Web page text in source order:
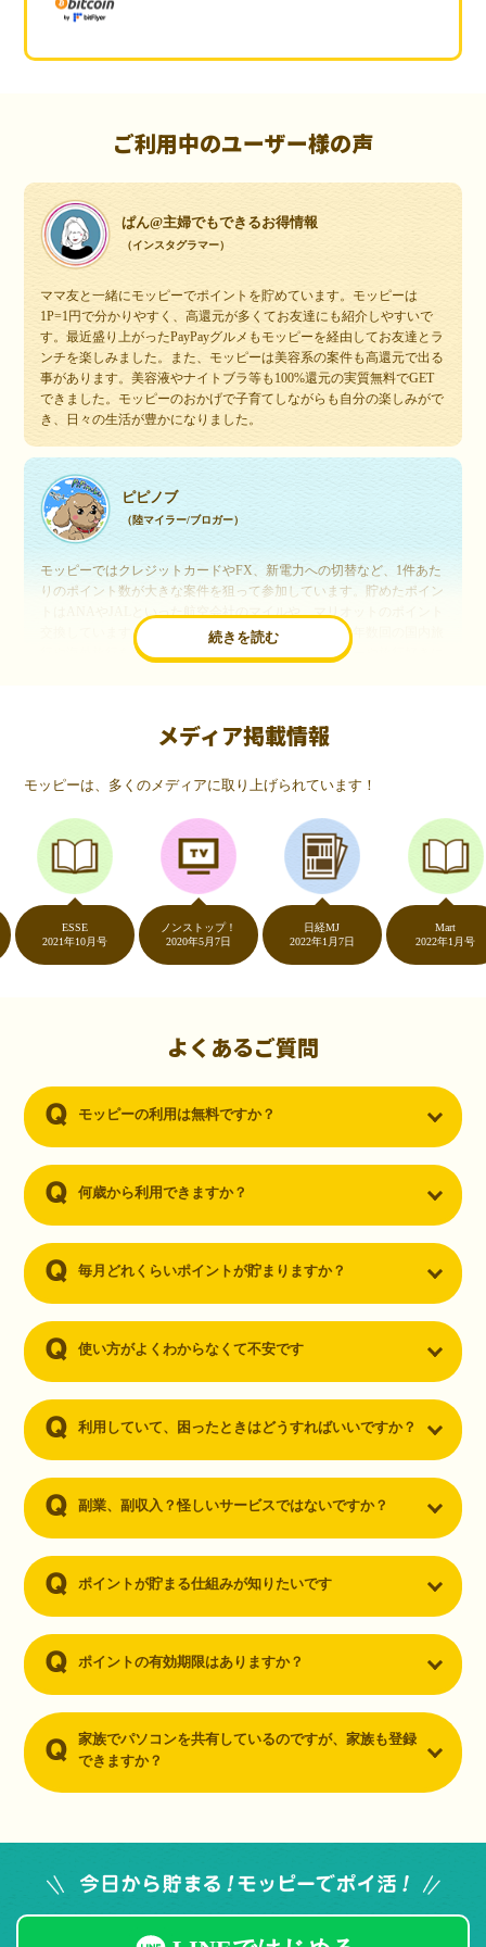
ご利用中のユーザー様の声
ぱん@主婦でもできるお得情報
（インスタグラマー）
ママ友と一緒にモッピーでポイントを貯めています。モッピーは
1P=1円で分かりやすく、高還元が多くてお友達にも紹介しやすいで
す。最近盛り上がったPayPayグルメもモッピーを経由してお友達とラ
ンチを楽しみました。また、モッピーは美容系の案件も高還元で出る
事があります。美容液やナイトブラ等も100%還元の実質無料でGET
できました。モッピーのおかげで子育てしながらも自分の楽しみがで
き、日々の生活が豊かになりました。
続きを読む
ピピノブ
（陸マイラー/ブロガー）
モッピーではクレジットカードやFX、新電力への切替など、1件あた
りのポイント数が大きな案件を狙って参加しています。貯めたポイン
交換しています。このようにすることで、ほぼ無料で年数回の国内旅
行や海外旅行を実現しています。モッピーは陸マイラーや旅行好きに
いつものネットショッピングが、モッピーでお得
（20代・女性）
友達に勧められてモッピーをはじめました。空いた時間にスマホで買
い物をすることが多いのですが、モッピーを経由するだけでショップ
のポイントとモッピーのポイントが二重で貯まることを知り、ビック
リ…！いつものネットショッピングをモッピーを経由するだけでポイ
ントが貯まるなんて…もっと早く教えてほしかった～！貯まったポイ
ントはギフト券に交換して、プチ贅沢を楽しんでます♪
（30代・男性）
ーを知りました。クレジットカードを発行するだけでポイントが貯ま
るならと無料登録して、クレジットカードの発行やアプリダウンロー
メディア掲載情報
モッピーは、多くのメディアに取り上げられています！
2021年10月号
ノンストップ！
2020年5月7日
日経MJ
2022年1月7日
2022年1月号
よくあるご質問
モッピーの利用は無料ですか？
何歳から利用できますか？
毎月どれくらいポイントが貯まりますか？
使い方がよくわからなくて不安です
利用していて、困ったときはどうすればいいですか？
副業、副収入？怪しいサービスではないですか？
ポイントが貯まる仕組みが知りたいです
ポイントの有効期限はありますか？
家族でパソコンを共有しているのですが、家族も登録
できますか？